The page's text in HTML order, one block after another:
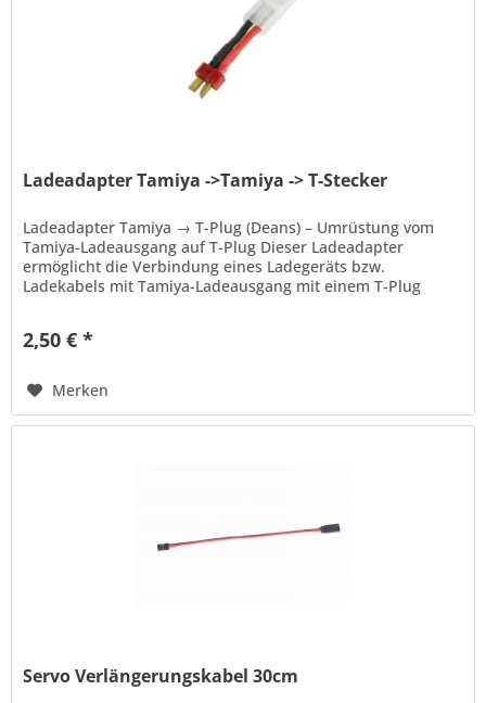
Ladeadapter Tamiya ->Tamiya -> T-Stecker
Ladeadapter Tamiya → T-Plug (Deans) – Umrüstung vom
Tamiya-Ladeausgang auf T-Plug Dieser Ladeadapter
ermöglicht die Verbindung eines Ladegeräts bzw.
Ladekabels mit Tamiya-Ladeausgang mit einem T-Plug
2,50 € *
Merken
Servo Verlängerungskabel 30cm